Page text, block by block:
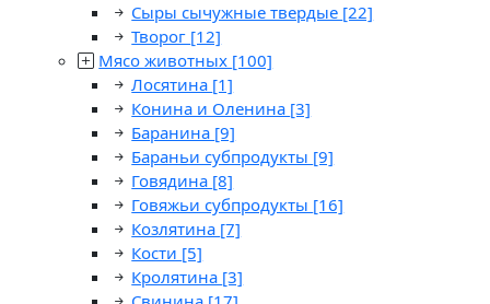
Сыры сычужные твердые [22]
Творог [12]
Мясо животных [100]
Лосятина [1]
Конина и Оленина [3]
Баранина [9]
Бараньи субпродукты [9]
Говядина [8]
Говяжьи субпродукты [16]
Козлятина [7]
Кости [5]
Кролятина [3]